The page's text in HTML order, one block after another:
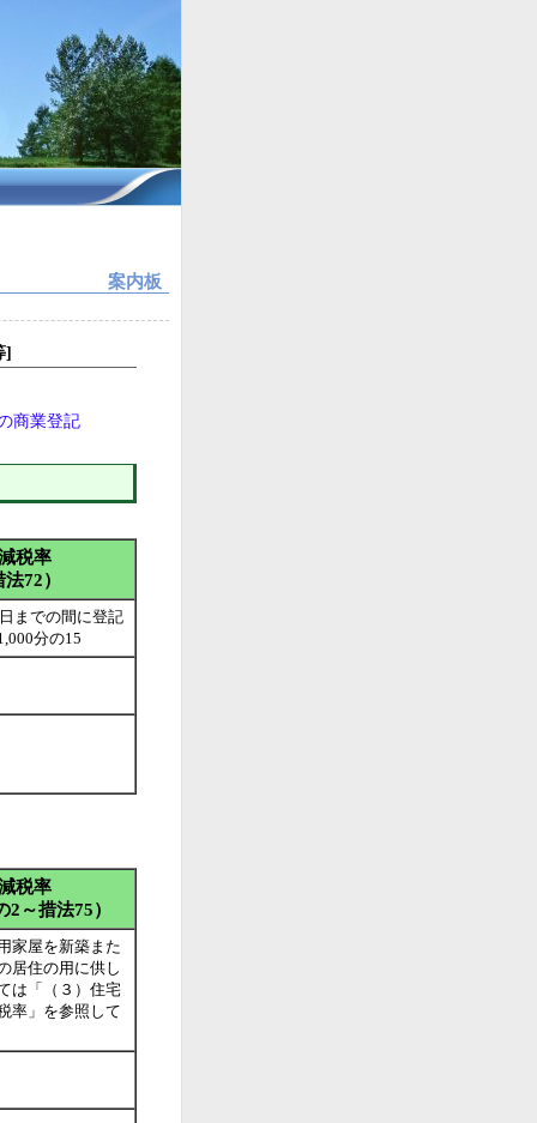
案内板
]
商業登記
税率
法72）
までの間に登記
分の15
税率
2～措法75）
家屋を新築また
居住の用に供し
は「（３）住宅
率」を参照して